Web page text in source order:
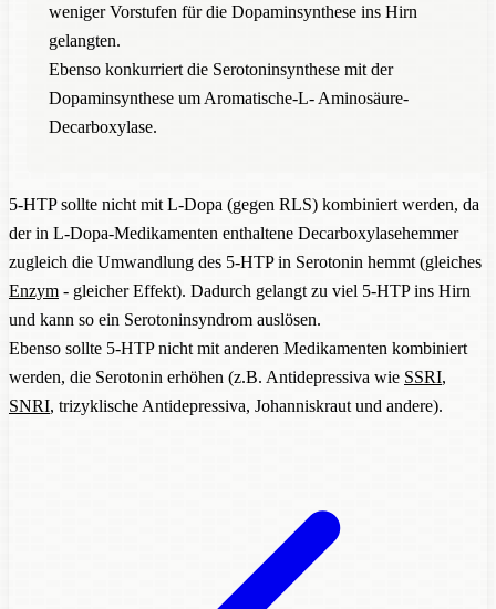
weniger Vorstufen für die Dopaminsynthese ins Hirn
gelangten.
Ebenso konkurriert die Serotoninsynthese mit der
Dopaminsynthese um Aromatische-L- Aminosäure-
Decarboxylase.
5-HTP sollte nicht mit L-Dopa (gegen RLS) kombiniert werden, da
der in L-Dopa-Medikamenten enthaltene Decarboxylasehemmer
zugleich die Umwandlung des 5-HTP in Serotonin hemmt (gleiches
Enzym - gleicher Effekt). Dadurch gelangt zu viel 5-HTP ins Hirn
und kann so ein Serotoninsyndrom auslösen.
Ebenso sollte 5-HTP nicht mit anderen Medikamenten kombiniert
werden, die Serotonin erhöhen (z.B. Antidepressiva wie SSRI,
SNRI, trizyklische Antidepressiva, Johanniskraut und andere).